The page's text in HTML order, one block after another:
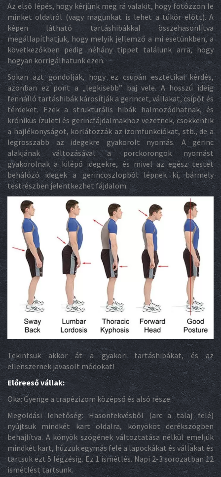
Az első lépés, hogy kérjünk meg rá valakit, hogy fotózzon le
minket oldalról (vagy magunkat is lehet a tükör előtt). A
képen látható tartáshibákkal összehasonlítva
megállapíthatjuk, hogy melyik jellemző a mi esetünkben, a
következőkben pedig néhány tippet találunk arra, hogy
hogyan korrigálhatunk ezen.
Sokan azt gondolják, hogy ez csupán esztétikai kérdés,
azonban ez pont a „legkisebb” baj vele. A hosszú ideig
fennálló tartáshibák károsítják a gerincet, vállakat, csípőt és
térdeket. Ezek a strukturális hibák halmozódhatnak, és
krónikus ízületi és gerincfájdalmakhoz vezetnek, csökkentik
a hajlékonyságot, korlátozzák az izomfunkciókat, stb., de a
legrosszabb az idegekre gyakorolt nyomás. A gerinc
alakjának változásával a porckorongok nyomást
gyakorolnak a kilépő idegekre, és mivel az egész testet
behálózó idegek a gerincoszlopból lépnek ki, bármely
testrészben jelentkezhet fájdalom.
Tekintsük akkor át a gyakori tartáshibákat, és az
ellenszernek javasolt módokat!
Előreeső vállak:
Oka: Gyenge a trapézizom középső és alsó része.
Megoldási lehetőség: Hasonfekvésből (arc a talaj felé)
nyújtsuk mindkét kart oldalra, könyököt derékszögben
behajlítva. A könyök szögének változtatása nélkül emeljük
mindkét kart, húzzuk egymás felé a lapockákat és vállakat és
tartsuk ezt 5 légzésig. Ez 1 ismétlés. Napi 2-3 sorozatban 12
ismétlést tartsunk.